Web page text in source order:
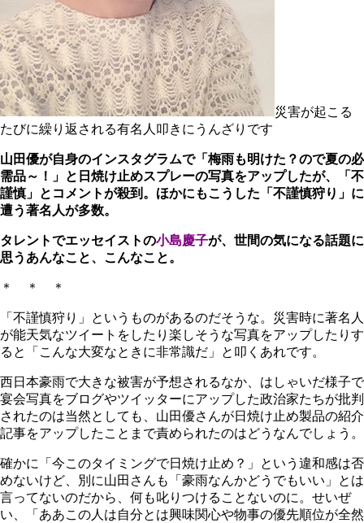
災害が起こる
たびに繰り返される有名人叩きにうんざりです
山田優が自身のインスタグラムで「梅雨も明けた？ので夏の必
需品～！」と日焼け止めスプレーの写真をアップしたが、「不
謹慎」とコメントが殺到。ほかにもこうした「不謹慎狩り」に
遭う著名人が多数。
タレントでエッセイストの小島慶子が、世間の気になる話題に
思うあんなこと、こんなこと。
＊ ＊ ＊
「不謹慎狩り」というものがあるのだそうな。災害時に著名人
が能天気なツイートをしたり楽しそうな写真をアップしたりす
ると「こんな大変なときに非常識だ」と叩くあれです。
西日本豪雨で大きな被害が予想されるなか、はしゃいだ様子で
宴会写真をブログやツイッターにアップした政治家たちが批判
されたのは当然としても、山田優さんが日焼け止め製品の紹介
記事をアップしたことまで責められたのはどうなんでしょう。
確かに「今このタイミングで日焼け止め？」という違和感は否
めないけど、別に山田さんも「豪雨なんかどうでもいい」とは
言ってないのだから、何も叱りつけることないのに。せいぜ
い、「ああこの人は自分とは興味関心や物事の優先順位が全然